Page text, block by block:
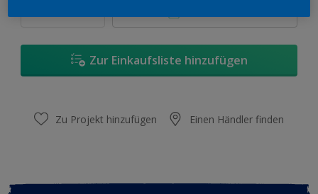
Zur Einkaufsliste hinzufügen
Zu Projekt hinzufügen Einen Händler finden